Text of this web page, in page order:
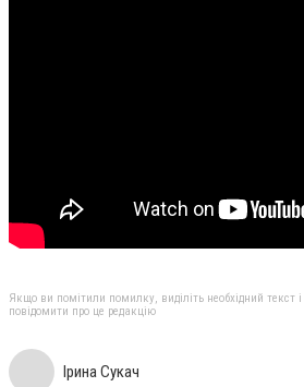
Якщо ви помітили помилку, виділіть необхідний текст
повідомити про це редакцію
Ірина Сукач